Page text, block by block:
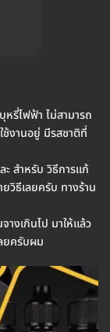
รี่ไฟฟ้า ไม่สามารถ
ช้งานอยู่ มีรสชาติที่
ะ สำหรับ วิธีการแก้
วิธีเลยครับ ทางร้าน
างเกินไป มาให้แล้ว
ยครับผม